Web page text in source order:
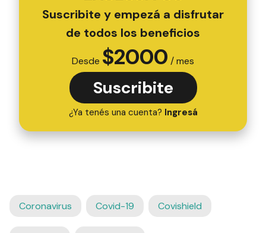
Suscribite y empezá a disfrutar
de todos los beneficios
Desde $2000 / mes
Suscribite
¿Ya tenés una cuenta? Ingresá
Coronavirus Covid-19 Covishield